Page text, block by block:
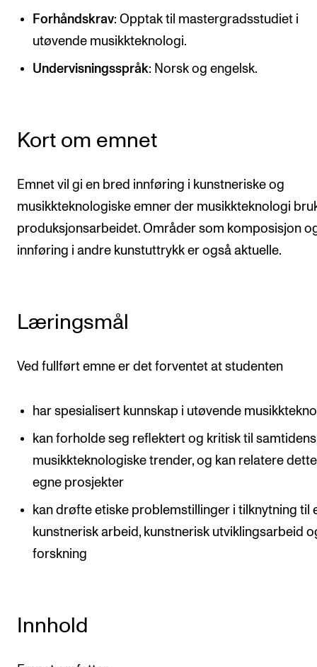
CERM
CREMAH
NordART
Utveksling
Samarbeidsprosjekter
Arrangementer og konserter
Ledige stillinger
Finn ansatte
Forhåndskrav: Opptak til mastergradsstudiet i
utøvende musikkteknologi.
Undervisningsspråk: Norsk og engelsk.
Kort om emnet
Emnet vil gi en bred innføring i kunstneriske og
musikkteknologiske emner der musikkteknologi
produksjonsarbeidet. Områder som komposisjon
innføring i andre kunstuttrykk er også aktuelle.
Læringsmål
Ved fullført emne er det forventet at studenten
har spesialisert kunnskap i utøvende
kan forholde seg reflektert og kritisk til samtidens
musikkteknologiske trender, og kan relatere
egne prosjekter
kan drøfte etiske problemstillinger i tilknytning til
kunstnerisk arbeid, kunstnerisk utviklingsarbeid
forskning
Innhold